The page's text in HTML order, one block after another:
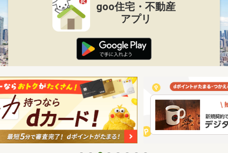
goo住宅・不動産
アプリ